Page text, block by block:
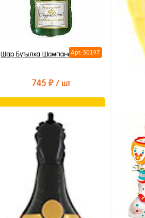
Шар Бутылка Шампанского Cheers
(голография) 85см
/ шт
В наличии
Арт: 50197
Шар Бутылка Шампанского 90см
745 ₽ / шт
Подписаться
Купить в 1 клик
В избранное
Недоступно